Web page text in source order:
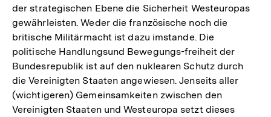
der strategischen Ebene die Sicherheit Westeuropas
gewährleisten. Weder die französische noch die
britische Militärmacht ist dazu imstande. Die
politische Handlungsund Bewegungs-freiheit der
Bundesrepublik ist auf den nuklearen Schutz durch
die Vereinigten Staaten angewiesen. Jenseits aller
(wichtigeren) Gemeinsamkeiten zwischen den
Vereinigten Staaten und Westeuropa setzt dieses